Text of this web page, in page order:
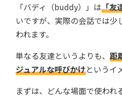
「バディ（buddy）」は「友
いですが、実際の会話では少
われます。
単なる友達というよりも、 距
ジュアルな呼びかけというイ
まずは、どんな場面で使われ